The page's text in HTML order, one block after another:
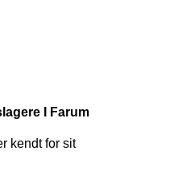
I Farum
kendt for sit